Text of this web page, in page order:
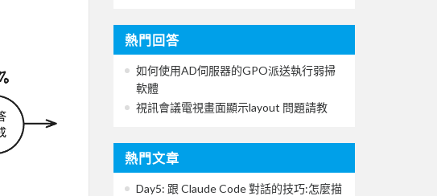
熱門回答
如何使用AD伺服器的GPO派送執行弱掃
軟體
視訊會議電視畫面顯示layout 問題請教
熱門文章
Day5: 跟 Claude Code 對話的技巧:怎麼描